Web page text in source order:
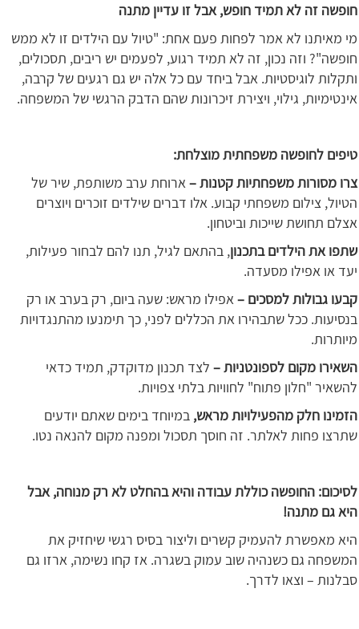
חופשה זה לא תמיד חופש, אבל זו עדיין מתנה
מי מאיתנו לא אמר לפחות פעם אחת: "טיול עם הילדים זו לא ממש
חופשה"? וזה נכון, זה לא תמיד רגוע, לפעמים יש ריבים, תסכולים,
ותקלות לוגיסטיות. אבל ביחד עם כל אלה יש גם רגעים של קרבה,
אינטימיות, גילוי, ויצירת זיכרונות שהם הדבק הרגשי של המשפחה.
טיפים לחופשה משפחתית מוצלחת:
צרו מסורות משפחתיות קטנות –ארוחת ערב משותפת, שיר של
הטיול, צילום משפחתי קבוע. אלו דברים שילדים זוכרים ויוצרים
אצלם תחושת שייכות וביטחון.
שתפו את הילדים בתכנון, בהתאם לגיל, תנו להם לבחור פעילות,
יעד או אפילו מסעדה.
קבעו גבולות למסכים –אפילו מראש: שעה ביום, רק בערב או רק
בנסיעות. ככל שתבהירו את הכללים לפני, כך תימנעו מהתנגדויות
מיותרות.
השאירו מקום לספונטניות – לצד תכנון מדוקדק, תמיד כדאי
להשאיר "חלון פתוח" לחוויות בלתי צפויות.
הזמינו חלק מהפעילויות מראש, במיוחד בימים שאתם יודעים
שתרצו פחות לאלתר. זה חוסך תסכול ומפנה מקום להנאה נטו.
לסיכום: החופשה כוללת עבודה והיא בהחלט לא רק מנוחה, אבל
היא גם מתנה!
היא מאפשרת להעמיק קשרים וליצור בסיס רגשי שיחזיק את
המשפחה גם כשנהיה שוב עמוק בשגרה. אז קחו נשימה, ארזו גם
סבלנות – וצאו לדרך.